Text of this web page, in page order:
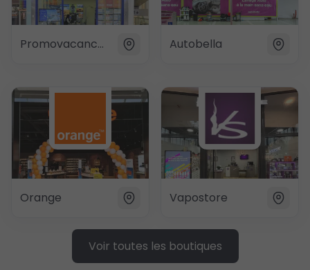
Promovacances Autobella
Orange Vapostore
Voir toutes les boutiques